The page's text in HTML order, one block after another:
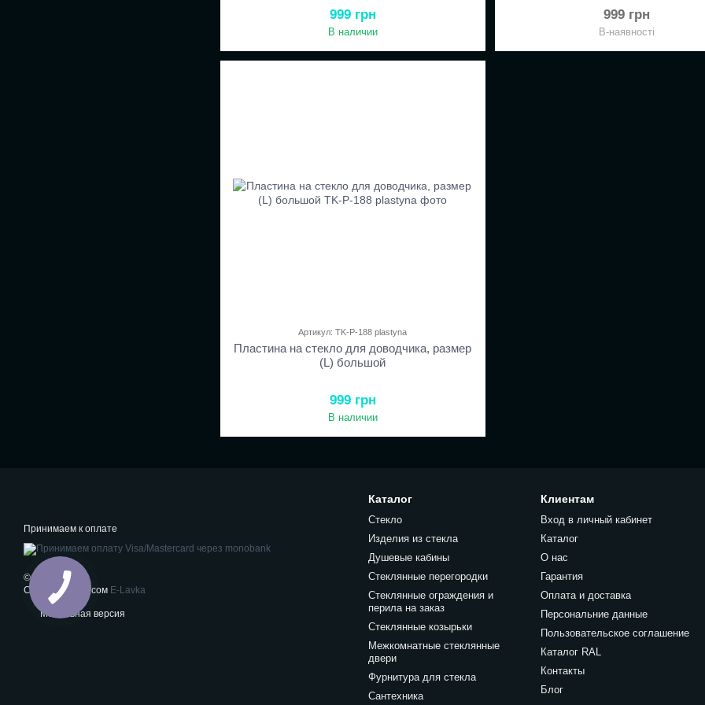
999 грн
В наличии
999 грн
В-наявності
Артикул: TK-P-188 plastyna
Пластина на стекло для доводчика, размер
(L) большой
999 грн
В наличии
Принимаем к оплате
© 2026
Создано сервисом E-Lavka
Мобильная версия
Каталог
Стекло
Изделия из стекла
Душевые кабины
Стеклянные перегородки
Стеклянные ограждения и
перила на заказ
Стеклянные козырьки
Межкомнатные стеклянные
двери
Фурнитура для стекла
Сантехника
Клиентам
Вход в личный кабинет
Каталог
О нас
Гарантия
Оплата и доставка
Персональние данные
Пользовательское соглашение
Каталог RAL
Контакты
Блог